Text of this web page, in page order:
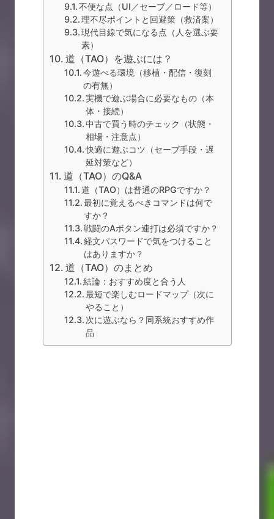
不便な点（UI／セーブ／ロード等）
理不尽ポイントと回避策（救済案）
現代目線で気になる点（人を選ぶ要
素）
道（TAO）を遊ぶには？
今遊べる環境（移植・配信・復刻
の有無）
実機で遊ぶ場合に必要なもの（本
体・接続）
中古で買う時のチェック（状態・
相場・注意点）
快適に遊ぶコツ（セーブ手段・遅
延対策など）
道（TAO）のQ&A
道（TAO）は普通のRPGですか？
最初に覚えるべきコマンドは何で
すか？
戦闘のAボタン連打は必須ですか？
経文パスワードで気をつけること
はありますか？
道（TAO）のまとめ
結論：おすすめ度と合う人
最短で楽しむロードマップ（次に
やること）
次に遊ぶなら？同系統おすすめ作
品